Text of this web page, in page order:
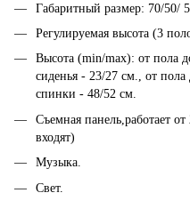
Габаритный размер: 70/50/
​Регулируемая высота (3
Высота (min/max): от пола
сиденья - 23/27 см., от
спинки - 48/52 см.
Съемная панель,работает
входят)
Музыка.
Свет.